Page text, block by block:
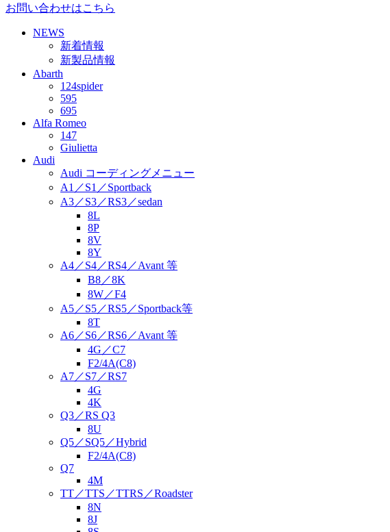
お問い合わせはこちら
NEWS
新着情報
新製品情報
Abarth
124spider
595
695
Alfa Romeo
147
Giulietta
Audi
Audi コーディングメニュー
A1／S1／Sportback
A3／S3／RS3／sedan
8L
8P
8V
8Y
A4／S4／RS4／Avant 等
B8／8K
8W／F4
A5／S5／RS5／Sportback等
8T
A6／S6／RS6／Avant 等
4G／C7
F2/4A(C8)
A7／S7／RS7
4G
4K
Q3／RS Q3
8U
Q5／SQ5／Hybrid
F2/4A(C8)
Q7
4M
TT／TTS／TTRS／Roadster
8N
8J